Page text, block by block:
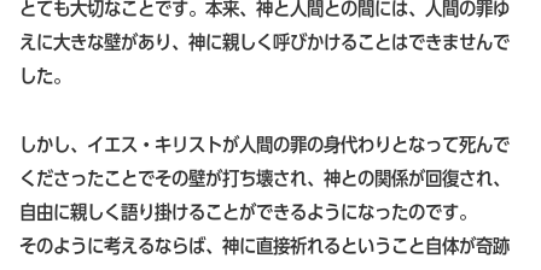
とても大切なことです。本来、神と人間との間には、人間の罪ゆ
えに大きな壁があり、神に親しく呼びかけることはできませんで
した。
しかし、イエス・キリストが人間の罪の身代わりとなって死んで
くださったことでその壁が打ち壊され、神との関係が回復され、
自由に親しく語り掛けることができるようになったのです。
そのように考えるならば、神に直接祈れるということ自体が奇跡